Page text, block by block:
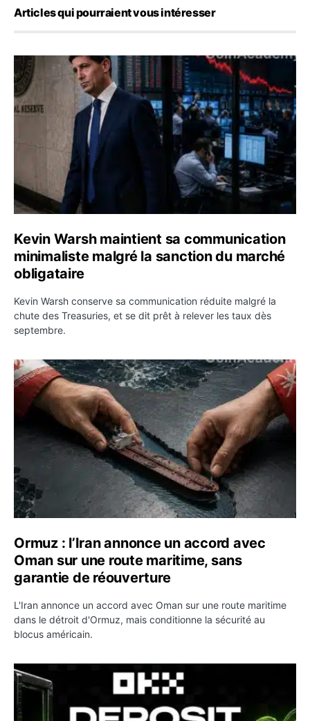
Articles qui pourraient vous intéresser
Kevin Warsh maintient sa communication minimaliste
Kevin Warsh maintient sa communication
minimaliste malgré la sanction du marché
obligataire
Kevin Warsh conserve sa communication réduite malgré la
chute des Treasuries, et se dit prêt à relever les taux dès
septembre.
Ormuz : l’Iran annonce un accord avec Oman sur une
Ormuz : l’Iran annonce un accord avec
Oman sur une route maritime, sans
garantie de réouverture
L'Iran annonce un accord avec Oman sur une route maritime
dans le détroit d'Ormuz, mais conditionne la sécurité au
blocus américain.
OKX relance une campagne Deposit Bonus : jusqu’à 5